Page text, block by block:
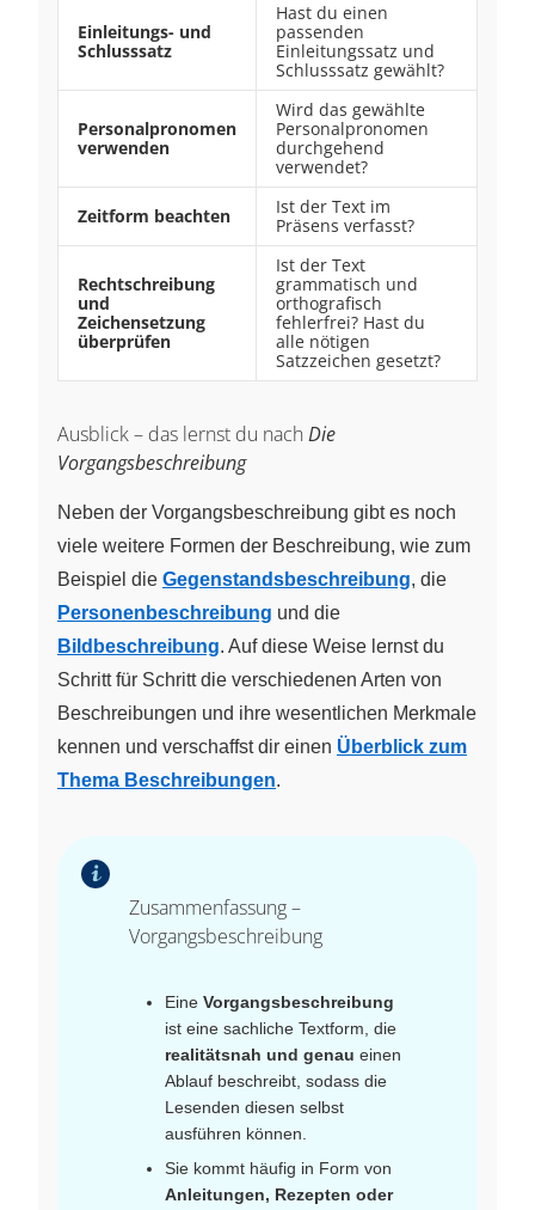
Einleitungs- und
Schlusssatz
Hast du einen
passenden
Einleitungssatz und
Schlusssatz gewählt?
Personalpronomen
verwenden
Wird das gewählte
Personalpronomen
durchgehend
verwendet?
Zeitform beachten
Ist der Text im
Präsens verfasst?
Rechtschreibung
und
Zeichensetzung
überprüfen
Ist der Text
grammatisch und
orthografisch
fehlerfrei? Hast du
alle nötigen
Satzzeichen gesetzt?
Ausblick – das lernst du nach Die
Vorgangsbeschreibung
Neben der Vorgangsbeschreibung gibt es noch
viele weitere Formen der Beschreibung, wie zum
Beispiel die Gegenstandsbeschreibung, die
Personenbeschreibung und die
Bildbeschreibung. Auf diese Weise lernst du
Schritt für Schritt die verschiedenen Arten von
Beschreibungen und ihre wesentlichen Merkmale
kennen und verschaffst dir einen Überblick zum
Thema Beschreibungen.
Zusammenfassung –
Vorgangsbeschreibung
Eine Vorgangsbeschreibung
ist eine sachliche Textform, die
realitätsnah und genau einen
Ablauf beschreibt, sodass die
Lesenden diesen selbst
ausführen können.
Sie kommt häufig in Form von
Anleitungen, Rezepten oder